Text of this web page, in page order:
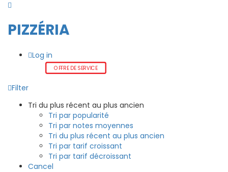
PIZZÉRIA
Log in
OFFRE DE SERVICE
Filter
Tri du plus récent au plus ancien
Tri par popularité
Tri par notes moyennes
Tri du plus récent au plus ancien
Tri par tarif croissant
Tri par tarif décroissant
Cancel